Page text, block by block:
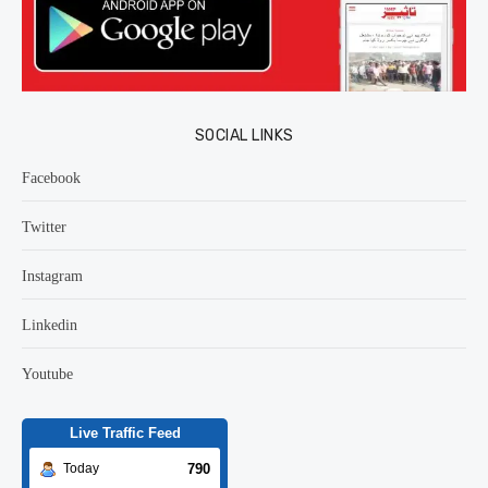
SOCIAL LINKS
Facebook
Twitter
Instagram
Linkedin
Youtube
Live Traffic Feed
Today 790